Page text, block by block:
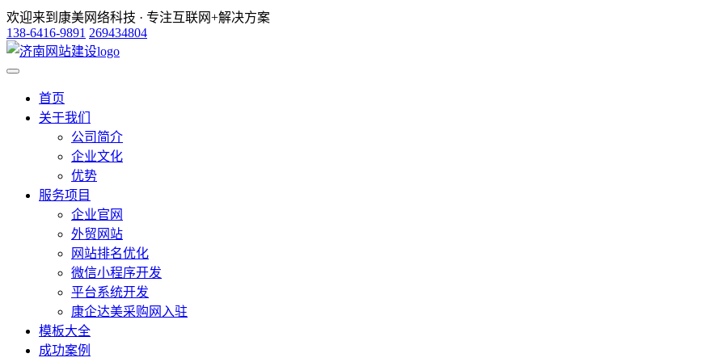
欢迎来到康美网络科技 · 专注互联网+解决方案
138-6416-9891 269434804
首页
关于我们
公司简介
企业文化
优势
服务项目
企业官网
外贸网站
网站排名优化
微信小程序开发
平台系统开发
康企达美采购网入驻
模板大全
成功案例